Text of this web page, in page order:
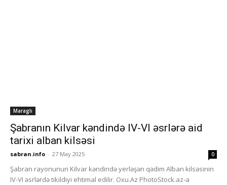
Maraglı
Şabranın Kilvar kəndində IV-VI əsrlərə aid
tarixi alban kilsəsi
sabran.info - 27 May 2025 0
Şabran rayonunun Kilvar kəndində yerləşən qədim Alban kilsəsinin
IV-VI əsrlərdə tikildiyi ehtimal edilir. Oxu.Az PhotoStock.az-a